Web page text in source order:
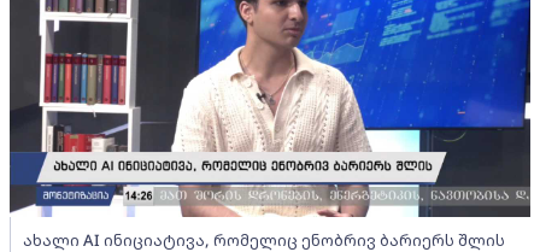
ახალი AI ინიციატივა, რომელიც ენობრივ ბარიერს შლის